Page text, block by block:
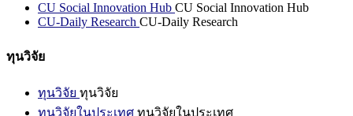
CU Social Innovation Hub CU Social Innovation Hub
CU-Daily Research CU-Daily Research
ทุนวิจัย
ทุนวิจัย ทุนวิจัย
ทุนวิจัยในประเทศ ทุนวิจัยในประเทศ